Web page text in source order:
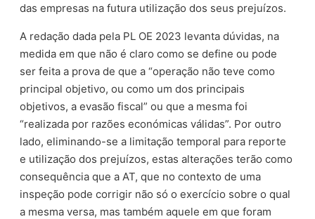
das empresas na futura utilização dos seus prejuízos.
A redação dada pela PL OE 2023 levanta dúvidas, na
medida em que não é claro como se define ou pode
ser feita a prova de que a “operação não teve como
principal objetivo, ou como um dos principais
objetivos, a evasão fiscal” ou que a mesma foi
“realizada por razões económicas válidas”. Por outro
lado, eliminando-se a limitação temporal para reporte
e utilização dos prejuízos, estas alterações terão como
consequência que a AT, que no contexto de uma
inspeção pode corrigir não só o exercício sobre o qual
a mesma versa, mas também aquele em que foram